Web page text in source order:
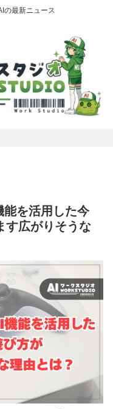
の最新ニュース
能を活用した今
す広がりそうな